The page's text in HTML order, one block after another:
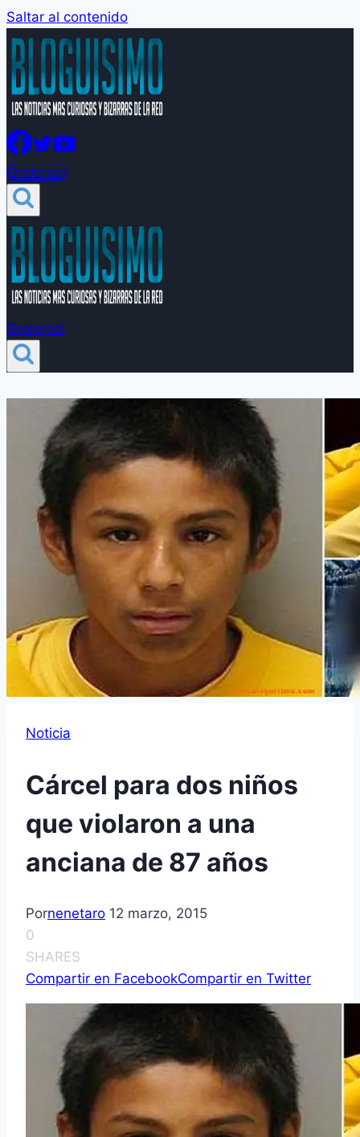
Saltar al contenido
Groleros!
Groleros!
Noticia
Cárcel para dos niños
que violaron a una
anciana de 87 años
Pornenetaro 12 marzo, 2015
0
SHARES
Compartir en FacebookCompartir en Twitter